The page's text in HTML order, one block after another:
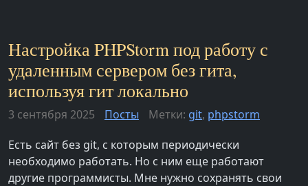
Настройка PHPStorm под работу с
удаленным сервером без гита,
используя гит локально
3 сентября 2025 Посты Метки: git, phpstorm
Есть сайт без git, с которым периодически
необходимо работать. Но с ним еще работают
другие программисты. Мне нужно сохранять свои